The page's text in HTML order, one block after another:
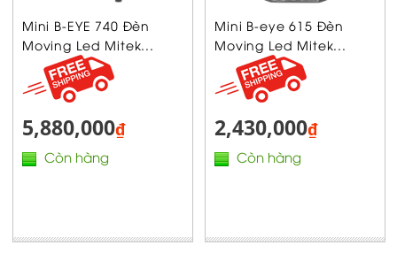
Mini B-EYE 740 Đèn
Moving Led Mitek...
5,880,000₫
Còn hàng
Mini B-eye 615 Đèn
Moving Led Mitek...
2,430,000₫
Còn hàng